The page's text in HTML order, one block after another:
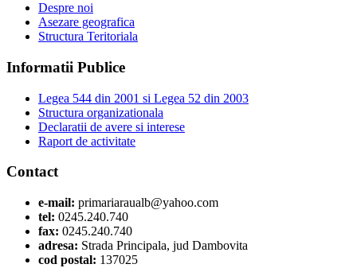
Despre noi
Asezare geografica
Structura Teritoriala
Informatii Publice
Legea 544 din 2001 si Legea 52 din 2003
Structura organizationala
Declaratii de avere si interese
Raport de activitate
Contact
e-mail: primariaraualb@yahoo.com
tel: 0245.240.740
fax: 0245.240.740
adresa: Strada Principala, jud Dambovita
cod postal: 137025